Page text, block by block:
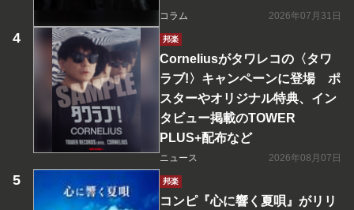
コラム 2026年07月31日
邦楽
Corneliusがタワレコの〈タワ
ラブ!〉キャンペーンに登場 ポ
スターやオリジナル特典、イン
タビュー掲載のTOWER
PLUS+配布など
ニュース 2026年08月07日
邦楽
コンピ『心に響く夏唄』がリリ